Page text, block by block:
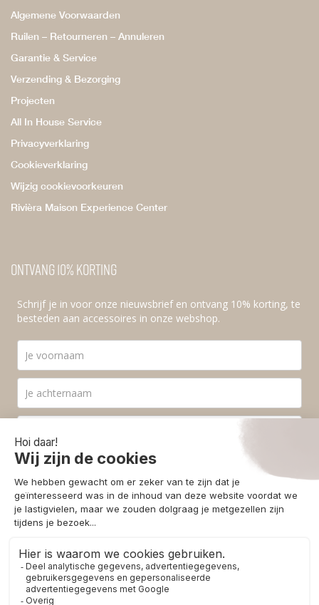
Algemene Voorwaarden
Ruilen – Retourneren – Annuleren
Garantie & Service
Verzending & Bezorging
Projecten
All In House Service
Privacyverklaring
Cookieverklaring
Wijzig cookievoorkeuren
Rivièra Maison Experience Center
Ontvang 10% korting
Schrijf je in voor onze nieuwsbrief en ontvang 10% korting, te
besteden aan accessoires in onze webshop.
Ik ga akkoord met deprivacyvoorwaarden
Aanmelden